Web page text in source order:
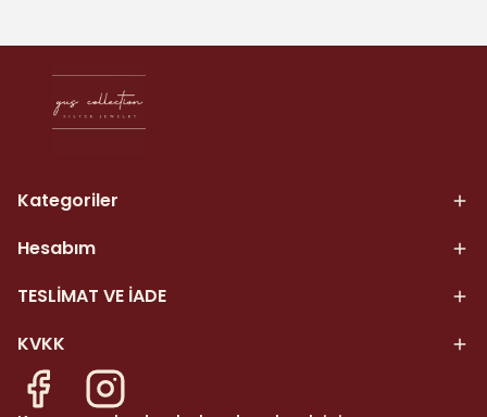
Kategoriler
Hesabım
TESLİMAT VE İADE
KVKK